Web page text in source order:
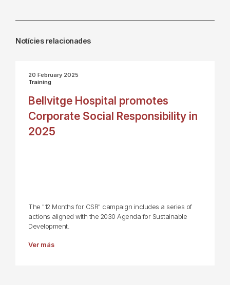
Notícies relacionades
20 February 2025
Training
Bellvitge Hospital promotes
Corporate Social Responsibility in
2025
The "12 Months for CSR" campaign includes a series of
actions aligned with the 2030 Agenda for Sustainable
Development.
Ver más